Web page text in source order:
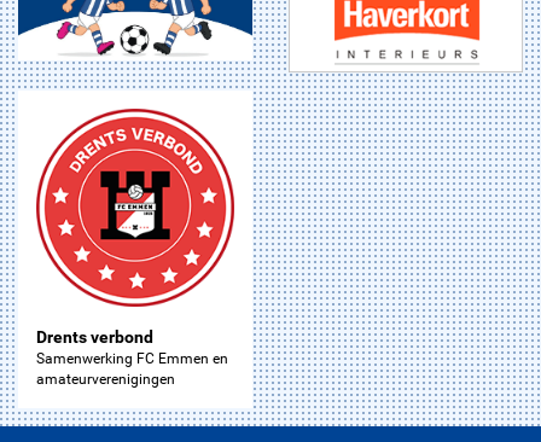
Drents verbond
Samenwerking FC Emmen en
amateurverenigingen